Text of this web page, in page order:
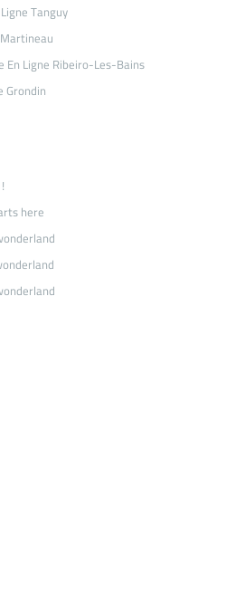
Tanguy
Ligne Ribeiro-Les-Bains
Grondin
أهلاً بالعالم !
here